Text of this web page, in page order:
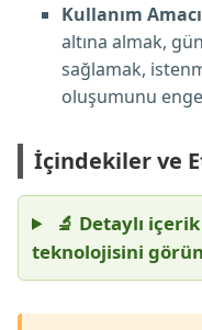
Kullanım
altına almak,
sağlamak,
oluşumunu
İçindekiler ve
🔬 Detaylı
teknolojisini